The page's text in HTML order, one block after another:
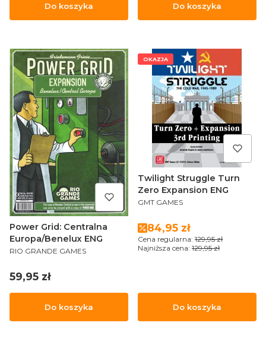
Do koszyka Do koszyka
Power Grid: Centralna
Europa/Benelux ENG
PRODUCENT
RIO GRANDE GAMES
Cena
59,95 zł
Do koszyka
OKAZJA
Twilight Struggle Turn
Zero Expansion ENG
PRODUCENT
GMT GAMES
Cena promocyjna
84,95 zł
Cena regularna: 129,95 zł
Najniższa cena: 129,95 zł
Do koszyka